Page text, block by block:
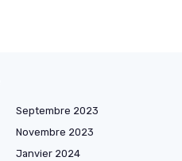
Septembre 2023
Novembre 2023
Janvier 2024